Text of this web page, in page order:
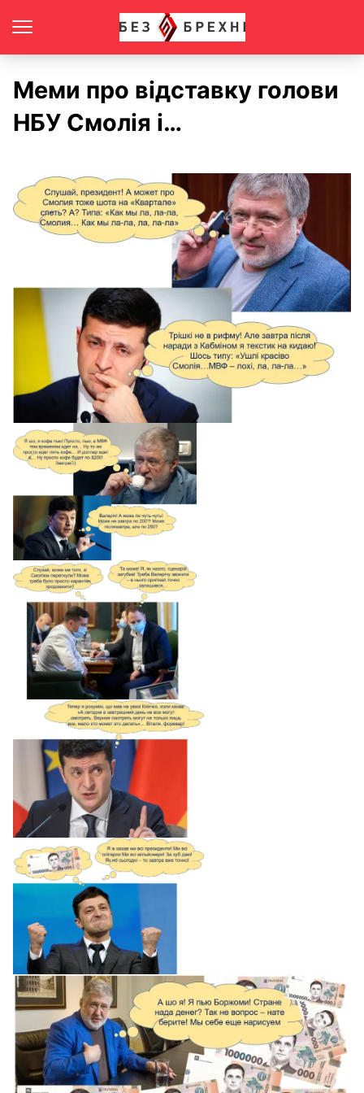
Меми про відставку голови
НБУ Смолія і…